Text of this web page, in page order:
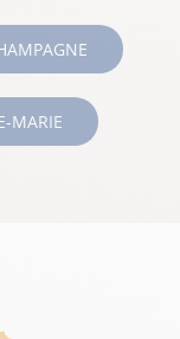
MARIE